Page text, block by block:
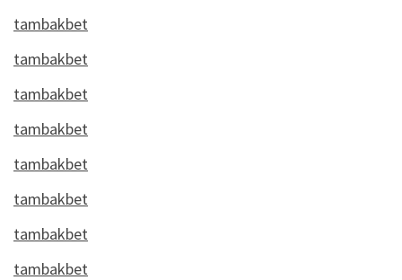
tambakbet
tambakbet
tambakbet
tambakbet
tambakbet
tambakbet
tambakbet
tambakbet